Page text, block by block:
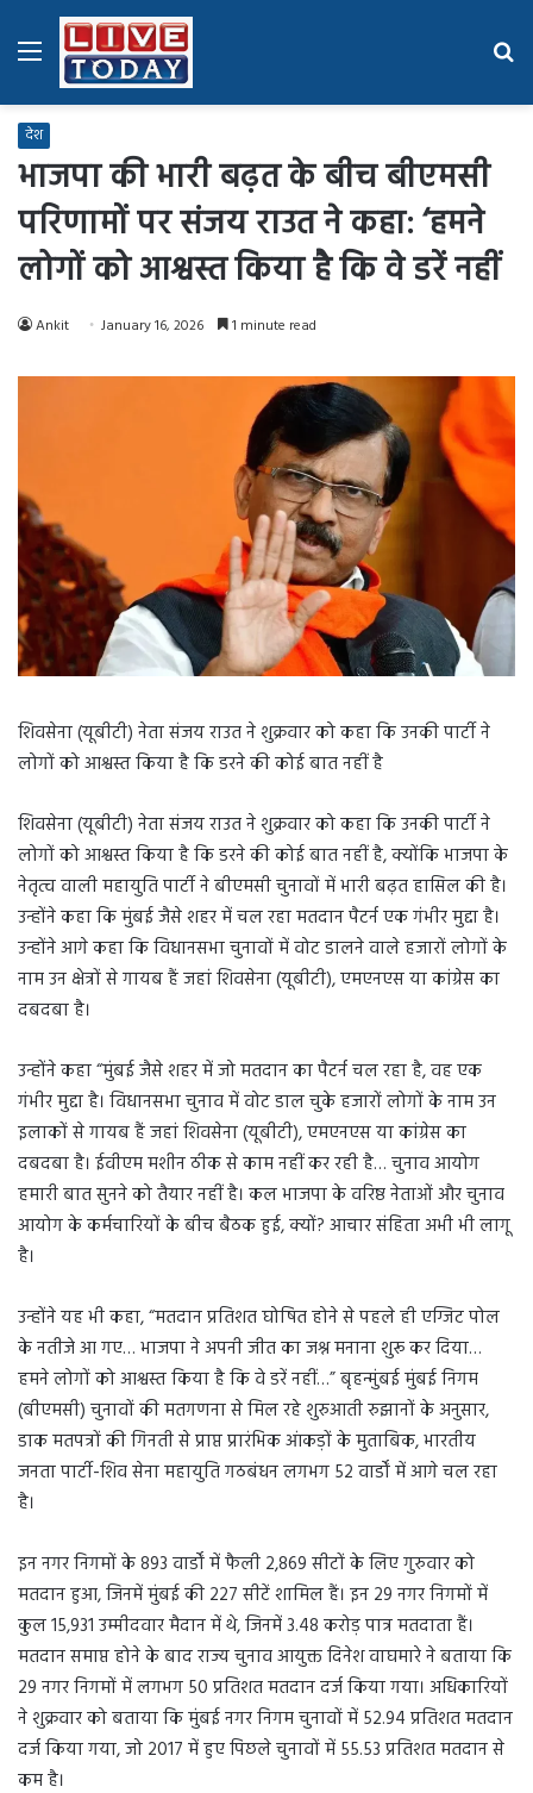
Menu
देश
भाजपा की भारी बढ़त के बीच बीएमसी
परिणामों पर संजय राउत ने कहा: ‘हमने
लोगों को आश्वस्त किया है कि वे डरें नहीं
Ankit January 16, 2026 1 minute read
शिवसेना (यूबीटी) नेता संजय राउत ने शुक्रवार को कहा कि उनकी पार्टी ने
लोगों को आश्वस्त किया है कि डरने की कोई बात नहीं है
शिवसेना (यूबीटी) नेता संजय राउत ने शुक्रवार को कहा कि उनकी पार्टी ने
लोगों को आश्वस्त किया है कि डरने की कोई बात नहीं है, क्योंकि भाजपा के
नेतृत्व वाली महायुति पार्टी ने बीएमसी चुनावों में भारी बढ़त हासिल की है।
उन्होंने कहा कि मुंबई जैसे शहर में चल रहा मतदान पैटर्न एक गंभीर मुद्दा है।
उन्होंने आगे कहा कि विधानसभा चुनावों में वोट डालने वाले हजारों लोगों के
नाम उन क्षेत्रों से गायब हैं जहां शिवसेना (यूबीटी), एमएनएस या कांग्रेस का
दबदबा है।
उन्होंने कहा “मुंबई जैसे शहर में जो मतदान का पैटर्न चल रहा है, वह एक
गंभीर मुद्दा है। विधानसभा चुनाव में वोट डाल चुके हजारों लोगों के नाम उन
इलाकों से गायब हैं जहां शिवसेना (यूबीटी), एमएनएस या कांग्रेस का
दबदबा है। ईवीएम मशीन ठीक से काम नहीं कर रही है… चुनाव आयोग
हमारी बात सुनने को तैयार नहीं है। कल भाजपा के वरिष्ठ नेताओं और चुनाव
आयोग के कर्मचारियों के बीच बैठक हुई, क्यों? आचार संहिता अभी भी लागू
है।
उन्होंने यह भी कहा, “मतदान प्रतिशत घोषित होने से पहले ही एग्जिट पोल
के नतीजे आ गए… भाजपा ने अपनी जीत का जश्न मनाना शुरू कर दिया…
हमने लोगों को आश्वस्त किया है कि वे डरें नहीं…” बृहन्मुंबई मुंबई निगम
(बीएमसी) चुनावों की मतगणना से मिल रहे शुरुआती रुझानों के अनुसार,
डाक मतपत्रों की गिनती से प्राप्त प्रारंभिक आंकड़ों के मुताबिक, भारतीय
जनता पार्टी-शिव सेना महायुति गठबंधन लगभग 52 वार्डों में आगे चल रहा
है।
इन नगर निगमों के 893 वार्डों में फैली 2,869 सीटों के लिए गुरुवार को
मतदान हुआ, जिनमें मुंबई की 227 सीटें शामिल हैं। इन 29 नगर निगमों में
कुल 15,931 उम्मीदवार मैदान में थे, जिनमें 3.48 करोड़ पात्र मतदाता हैं।
मतदान समाप्त होने के बाद राज्य चुनाव आयुक्त दिनेश वाघमारे ने बताया कि
29 नगर निगमों में लगभग 50 प्रतिशत मतदान दर्ज किया गया। अधिकारियों
ने शुक्रवार को बताया कि मुंबई नगर निगम चुनावों में 52.94 प्रतिशत मतदान
दर्ज किया गया, जो 2017 में हुए पिछले चुनावों में 55.53 प्रतिशत मतदान से
कम है।